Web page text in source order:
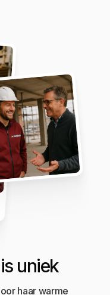
uniek
haar warme